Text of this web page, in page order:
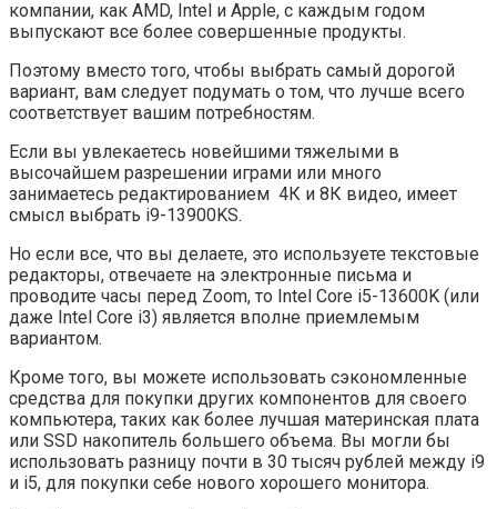
компании, как AMD, Intel и Apple, с каждым годом
выпускают все более совершенные продукты.
Поэтому вместо того, чтобы выбрать самый дорогой
вариант, вам следует подумать о том, что лучше всего
соответствует вашим потребностям.
Если вы увлекаетесь новейшими тяжелыми в
высочайшем разрешении играми или много
занимаетесь редактированием 4К и 8К видео, имеет
смысл выбрать i9-13900KS.
Но если все, что вы делаете, это используете текстовые
редакторы, отвечаете на электронные письма и
проводите часы перед Zoom, то Intel Core i5-13600K (или
даже Intel Core i3) является вполне приемлемым
вариантом.
Кроме того, вы можете использовать сэкономленные
средства для покупки других компонентов для своего
компьютера, таких как более лучшая материнская плата
или SSD накопитель большего объема. Вы могли бы
использовать разницу почти в 30 тысяч рублей между i9
и i5, для покупки себе нового хорошего монитора.